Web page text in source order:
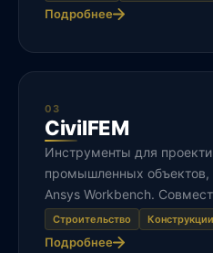
Подробнее
03
CivilFEM
Инструменты для
промышленных объектов,
Ansys Workbench.
Строительство Конструкции
Подробнее